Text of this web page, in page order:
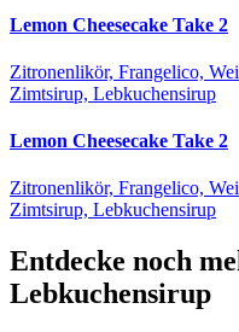
Lemon Cheesecake Take 2
Zitronenlikör, Frangelico,
Zimtsirup, Lebkuchensirup
Lemon Cheesecake Take 2
Zitronenlikör, Frangelico,
Zimtsirup, Lebkuchensirup
Entdecke noch
Lebkuchensirup